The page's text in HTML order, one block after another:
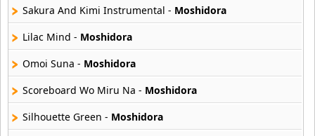
Akane Iro Ni Samoru Saka
26 músicas online
6 músicas online
Akikan
15 músicas online
Sakura And Kimi Instrumental - Moshidora
Lilac Mind - Moshidora
Omoi Suna - Moshidora
Scoreboard Wo Miru Na - Moshidora
Silhouette Green - Moshidora